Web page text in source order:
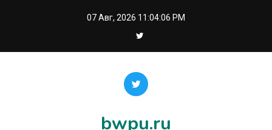
07 Авг, 2026 11:04:06 PM
bwpu.ru